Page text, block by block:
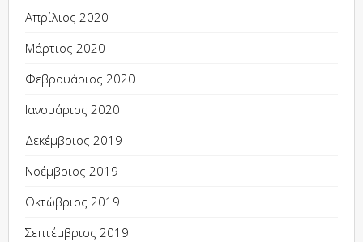
Απρίλιος 2020
Μάρτιος 2020
Φεβρουάριος 2020
Ιανουάριος 2020
Δεκέμβριος 2019
Νοέμβριος 2019
Οκτώβριος 2019
Σεπτέμβριος 2019